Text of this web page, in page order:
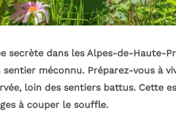
secrète dans les Alpes-de-Haute-
méconnu. Préparez-vous à
loin des sentiers battus. Cette
à couper le souffle.